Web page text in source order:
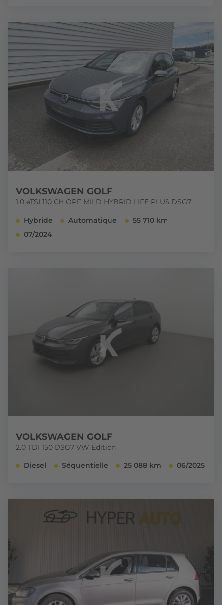
VOLKSWAGEN GOLF
1.0 eTSI 110 CH OPF MILD HYBRID LIFE PLUS DSG7
Hybride Automatique
55 710 km
07/2024
VOLKSWAGEN GOLF
2.0 TDI 150 DSG7 VW Edition
Diesel Séquentielle 25 088 km 06/2025